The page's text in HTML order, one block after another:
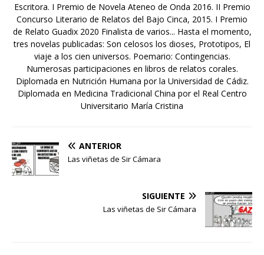
Escritora. I Premio de Novela Ateneo de Onda 2016. II Premio
Concurso Literario de Relatos del Bajo Cinca, 2015. I Premio
de Relato Guadix 2020 Finalista de varios... Hasta el momento,
tres novelas publicadas: Son celosos los dioses, Prototipos, El
viaje a los cien universos. Poemario: Contingencias.
Numerosas participaciones en libros de relatos corales.
Diplomada en Nutrición Humana por la Universidad de Cádiz.
Diplomada en Medicina Tradicional China por el Real Centro
Universitario María Cristina
ANTERIOR
Las viñetas de Sir Cámara
SIGUIENTE
Las viñetas de Sir Cámara